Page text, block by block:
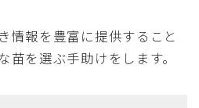
情報を豊富に提供すること
苗を選ぶ手助けをします。